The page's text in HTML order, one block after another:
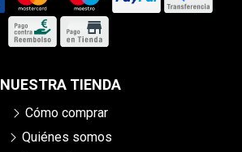
NUESTRA TIENDA
Cómo comprar
Quiénes somos